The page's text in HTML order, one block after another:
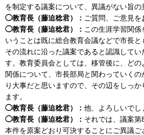
を制定する議案について、異議がない旨の
◯教育長（藤迫稔君）： ご質問、ご意見を
◯教育長（藤迫稔君）： この生涯学習関係
いうことは既に総合教育会議などで市長と
その流れに沿った議案であると認識してい
す。教育委員会としては、移管後に、ど
関係について、市長部局と関わっていくの
り大事だと思いますので、その辺をしっ
ます。
◯教育長（藤迫稔君）： 他、よろしいでし
◯教育長（藤迫稔君）： それでは、議案第
本件を原案どおり可決することにご異議ご